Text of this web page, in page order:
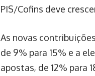
PIS/Cofins deve
As novas
de 9% para 15% e a
apostas, de 12% para